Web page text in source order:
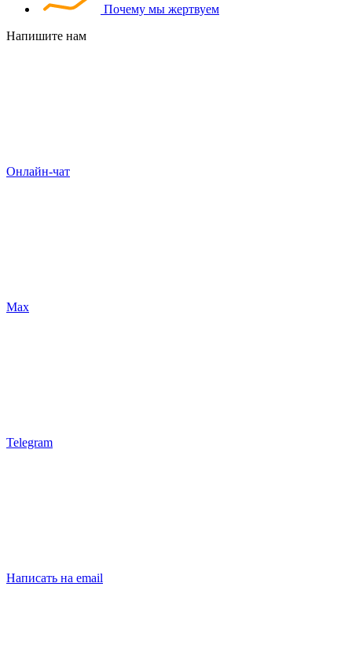
Почему мы жертвуем
Напишите нам
Онлайн-чат
Max
Telegram
Написать на email